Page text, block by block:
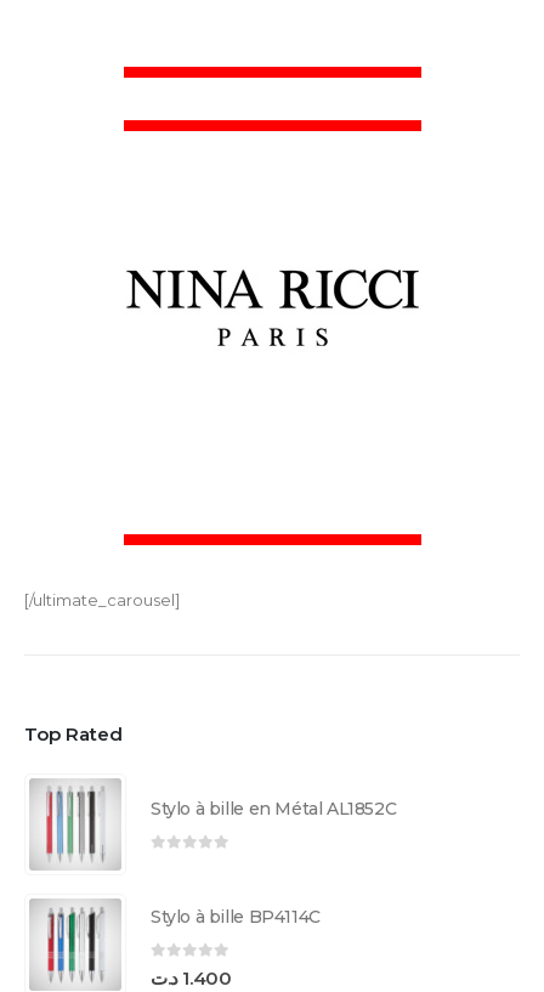
[/ultimate_carousel]
Top Rated
Stylo à bille en Métal AL1852C
Stylo à bille BP4114C
sur 51.400 د.ت